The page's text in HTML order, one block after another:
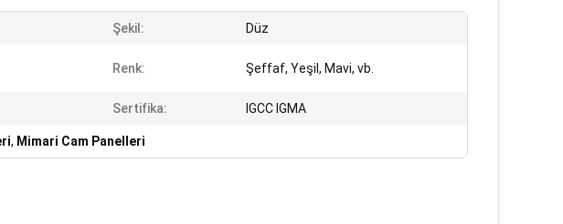
Şekil: Düz
Renk: Şeffaf, Yeşil, Mavi, vb.
Sertifika: IGCC IGMA
, Mimari Cam Panelleri